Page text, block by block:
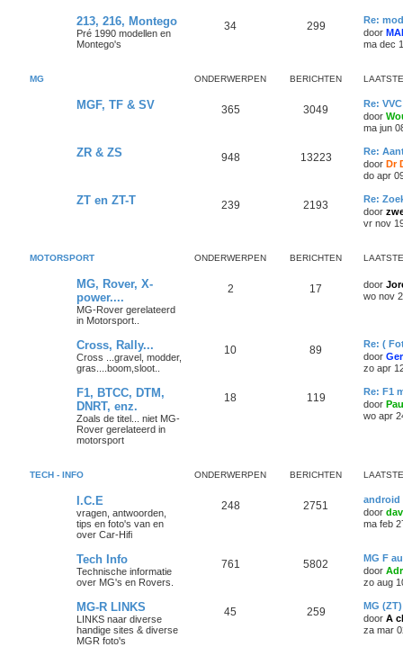
213, 216, Montego
Pré 1990 modellen en
Montego's
34 299
Re:
door
ma dec
MG ONDERWERPEN BERICHTEN
MGF, TF & SV 365 3049
Re:
door
ma jun
ZR & ZS 948 13223
Re:
door Dr
do apr
ZT en ZT-T 239 2193
Re:
door
vr nov
MOTORSPORT ONDERWERPEN BERICHTEN
MG, Rover, X-
power....
MG-Rover gerelateerd
in Motorsport..
2 17 door
wo nov
Cross, Rally...
Cross ...gravel, modder,
gras....boom,sloot..
10 89
Re: (
door
zo apr
F1, BTCC, DTM,
DNRT, enz.
Zoals de titel... niet MG-
Rover gerelateerd in
motorsport
18 119
Re: F1
door
wo apr
TECH - INFO ONDERWERPEN BERICHTEN
I.C.E
vragen, antwoorden,
tips en foto's van en
over Car-Hifi
248 2751
android
door
ma feb
Tech Info
Technische informatie
over MG's en Rovers.
761 5802
MG F
door
zo aug
MG-R LINKS
LINKS naar diverse
handige sites & diverse
MGR foto's
45 259
MG
door A
za mar